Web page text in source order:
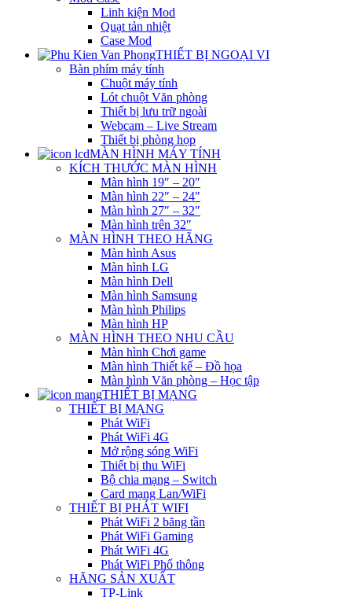
Linh kiện Mod
Quạt tản nhiệt
Case Mod
THIẾT BỊ NGOẠI VI
Bàn phím máy tính
Chuột máy tính
Lót chuột Văn phòng
Thiết bị lưu trữ ngoài
Webcam – Live Stream
Thiết bị phòng họp
MÀN HÌNH MÁY TÍNH
KÍCH THƯỚC MÀN HÌNH
Màn hình 19″ – 20″
Màn hình 22″ – 24″
Màn hình 27″ – 32″
Màn hình trên 32″
MÀN HÌNH THEO HÃNG
Màn hình Asus
Màn hình LG
Màn hình Dell
Màn hình Samsung
Màn hình Philips
Màn hình HP
MÀN HÌNH THEO NHU CẦU
Màn hình Chơi game
Màn hình Thiết kế – Đồ họa
Màn hình Văn phòng – Học tập
THIẾT BỊ MẠNG
THIẾT BỊ MẠNG
Phát WiFi
Phát WiFi 4G
Mở rộng sóng WiFi
Thiết bị thu WiFi
Bộ chia mạng – Switch
Card mạng Lan/WiFi
THIẾT BỊ PHÁT WIFI
Phát WiFi 2 băng tần
Phát WiFi Gaming
Phát WiFi 4G
Phát WiFi Phổ thông
HÃNG SẢN XUẤT
TP-Link